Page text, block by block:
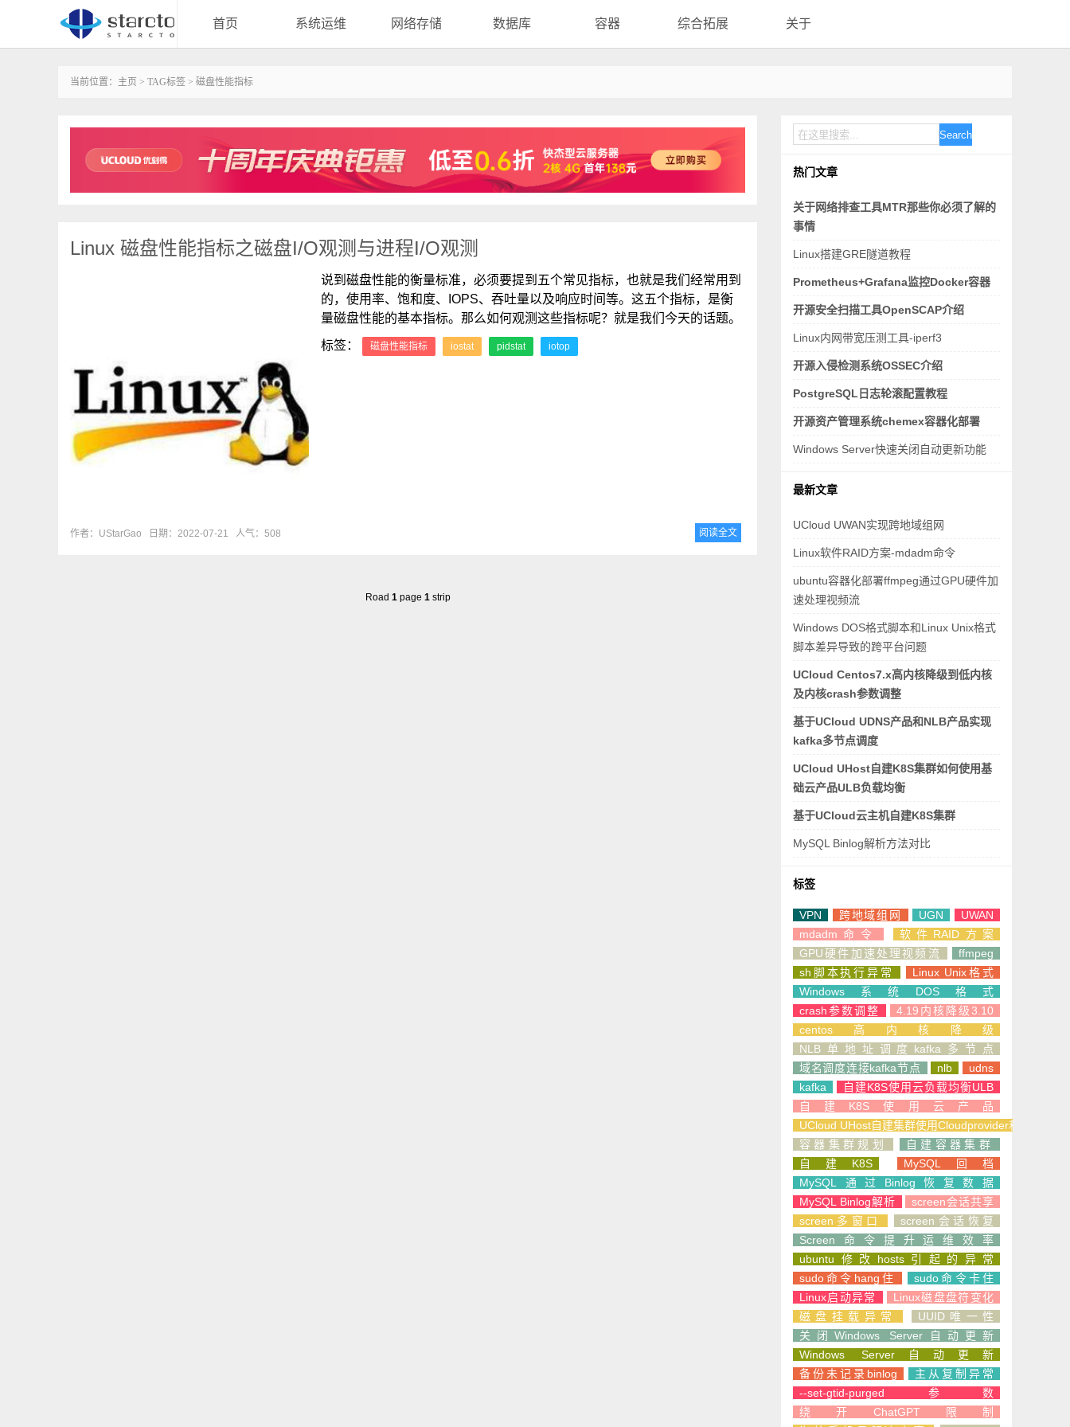
首页 系统运维 网络存储 数据库 容器 综合拓展 关于
当前位置： 主页 > TAG标签 > 磁盘性能指标
Linux 磁盘性能指标之磁盘I/O观测与进程I/O观测
说到磁盘性能的衡量标准，必须要提到五个常见指标，也就是我们经常用到
的，使用率、饱和度、IOPS、吞吐量以及响应时间等。这五个指标，是衡
量磁盘性能的基本指标。那么如何观测这些指标呢？就是我们今天的话题。
标签：
磁盘性能指标 iostat pidstat iotop
作者：UStarGao 日期：2022-07-21 人气：508 阅读全文
Road 1 page 1 strip
Search
热门文章
关于网络排查工具MTR那些你必须了解的
事情
Linux搭建GRE隧道教程
Prometheus+Grafana监控Docker容器
开源安全扫描工具OpenSCAP介绍
Linux内网带宽压测工具-iperf3
开源入侵检测系统OSSEC介绍
PostgreSQL日志轮滚配置教程
开源资产管理系统chemex容器化部署
Windows Server快速关闭自动更新功能
最新文章
UCloud UWAN实现跨地域组网
Linux软件RAID方案-mdadm命令
ubuntu容器化部署ffmpeg通过GPU硬件加
速处理视频流
Windows DOS格式脚本和Linux Unix格式
脚本差异导致的跨平台问题
UCloud Centos7.x高内核降级到低内核
及内核crash参数调整
基于UCloud UDNS产品和NLB产品实现
kafka多节点调度
UCloud UHost自建K8S集群如何使用基
础云产品ULB负载均衡
基于UCloud云主机自建K8S集群
MySQL Binlog解析方法对比
标签
VPN 跨地域组网 UGN
UWAN
mdadm命令
软件RAID方案
GPU硬件加速处理视频流
ffmpeg
sh脚本执行异常
Linux Unix格式
Windows系统DOS格式
crash参数调整
4.19内核降级3.10
centos高内核降级
NLB单地址调度kafka多节点
域名调度连接kafka节点
nlb
udns
kafka
自建K8S使用云负载均衡ULB
自建K8S使用云产品
UCloud UHost自建集群使用Cloudprovider和CSI
容器集群规划
自建容器集群
自建K8S
MySQL回档
MySQL通过Binlog恢复数据
MySQL Binlog解析
screen会话共享
screen多窗口
screen会话恢复
Screen命令提升运维效率
ubuntu修改hosts引起的异常
sudo命令hang住
sudo命令卡住
Linux启动异常
Linux磁盘盘符变化
磁盘挂载异常
UUID唯一性
关闭Windows Server自动更新
Windows Server自动更新
备份未记录binlog
主从复制异常
--set-gtid-purged参数
绕开ChatGPT限制